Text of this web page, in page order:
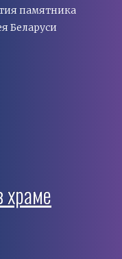
памятника
Беларуси
храме